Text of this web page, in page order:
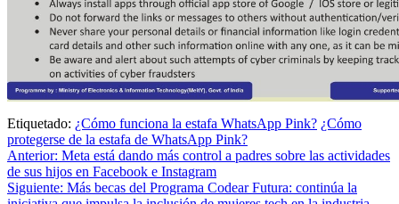
Etiquetado: ¿Cómo funciona la estafa WhatsApp Pink? ¿Cómo
protegerse de la estafa de WhatsApp Pink?
Navegación
de
Anterior: Meta está dando más control a padres sobre las actividades
de sus hijos en Facebook e Instagram
Siguiente: Más becas del Programa Codear Futura: continúa la